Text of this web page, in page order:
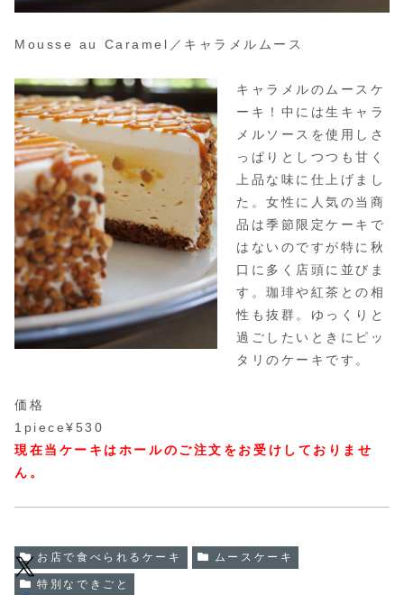
Mousse au Caramel／キャラメルムース
キャラメルのムースケ
ーキ！中には生キャラ
メルソースを使用しさ
っぱりとしつつも甘く
上品な味に仕上げまし
た。女性に人気の当商
品は季節限定ケーキで
はないのですが特に秋
口に多く店頭に並びま
す。珈琲や紅茶との相
性も抜群。ゆっくりと
過ごしたいときにピッ
タリのケーキです。
価格
1piece¥530
現在当ケーキはホールのご注文をお受けしておりませ
ん。
お店で食べられるケーキ ムースケーキ
特別なできごと